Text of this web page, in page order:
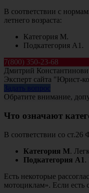
В соответствии с
летнего возраста:
Категория М.
Подкатегория А1.
7(800) 350-23-68
Дмитрий
Эксперт сайта "Юрист-
Обратите внимание,
Что означают
В соответствии со
Категория М.
Подкатегория А1 .
Есть некоторые
мотоциклам». Если есть